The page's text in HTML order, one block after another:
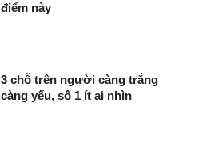
điểm này
3 chỗ trên người càng trắng
càng yếu, số 1 ít ai nhìn